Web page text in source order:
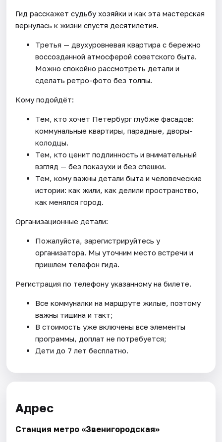
Гид расскажет судьбу хозяйки и как эта мастерская
вернулась к жизни спустя десятилетия.
Третья — двухуровневая квартира с бережно
воссозданной атмосферой советского быта.
Можно спокойно рассмотреть детали и
сделать ретро-фото без толпы.
Кому подойдёт:
Тем, кто хочет Петербург глубже фасадов:
коммунальные квартиры, парадные, дворы-
колодцы.
Тем, кто ценит подлинность и внимательный
взгляд — без показухи и без спешки.
Тем, кому важны детали быта и человеческие
истории: как жили, как делили пространство,
как менялся город.
Организационные детали:
Пожалуйста, зарегистрируйтесь у
организатора. Мы уточним место встречи и
пришлем телефон гида.
Регистрация по телефону указанному на билете.
Все коммуналки на маршруте жилые, поэтому
важны тишина и такт;
В стоимость уже включены все элементы
программы, доплат не потребуется;
Дети до 7 лет бесплатно.
Адрес
Станция метро «Звенигородская»